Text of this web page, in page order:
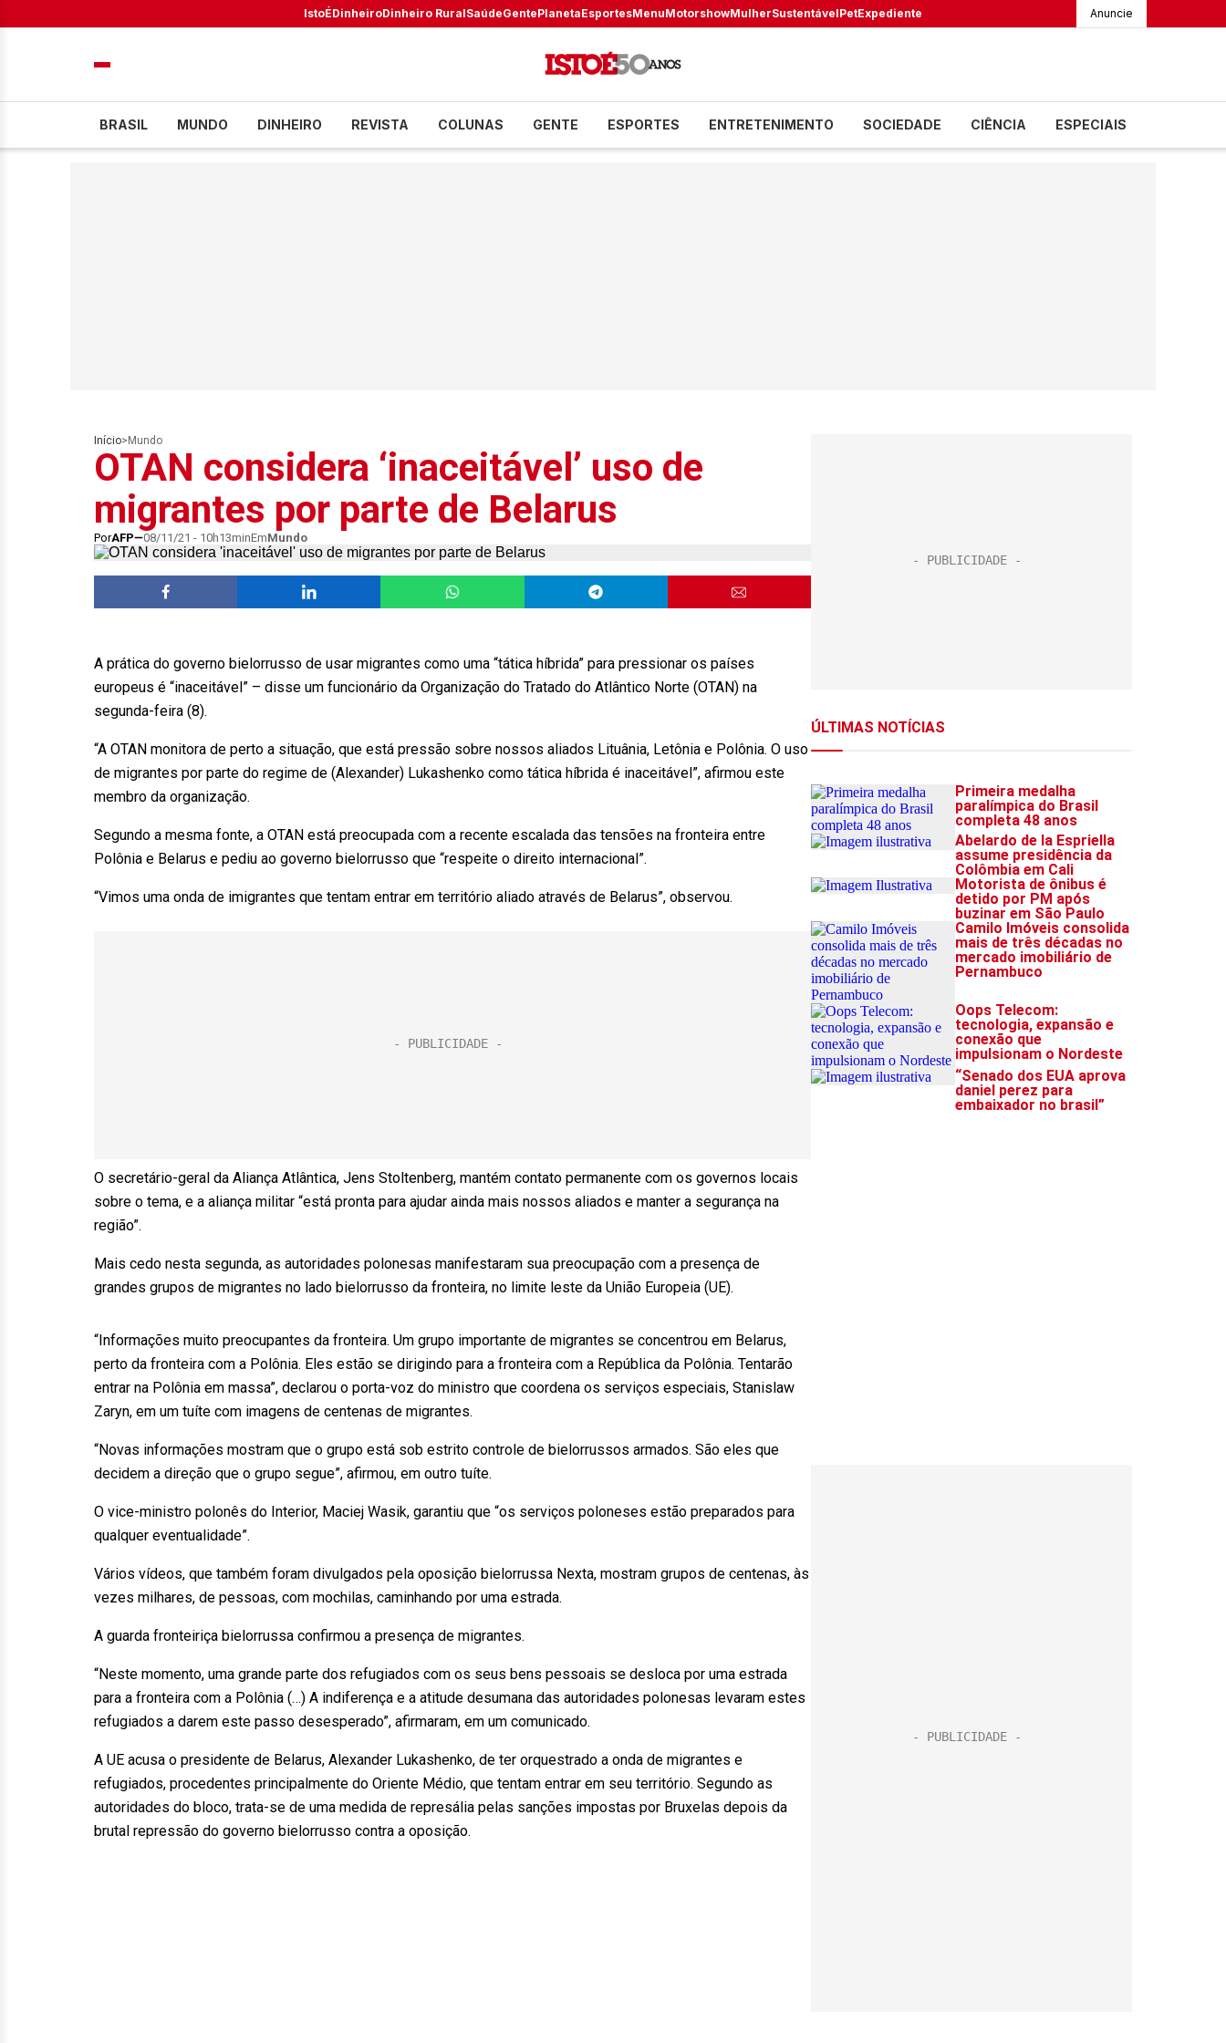
IstoÉDinheiroDinheiro RuralSaúdeGentePlanetaEsportesMenuMotorshowMulherSustentávelPetExpediente Anuncie
BRASIL MUNDO DINHEIRO REVISTA COLUNAS GENTE ESPORTES ENTRETENIMENTO SOCIEDADE CIÊNCIA ESPECIAIS
Início> Mundo
OTAN considera ‘inaceitável’ uso de
migrantes por parte de Belarus
PorAFP 08/11/21 - 10h13minEmMundo
A prática do governo bielorrusso de usar migrantes como uma “tática híbrida” para pressionar os países
europeus é “inaceitável” – disse um funcionário da Organização do Tratado do Atlântico Norte (OTAN) na
segunda-feira (8).
“A OTAN monitora de perto a situação, que está pressão sobre nossos aliados Lituânia, Letônia e Polônia. O uso
de migrantes por parte do regime de (Alexander) Lukashenko como tática híbrida é inaceitável”, afirmou este
membro da organização.
Segundo a mesma fonte, a OTAN está preocupada com a recente escalada das tensões na fronteira entre
Polônia e Belarus e pediu ao governo bielorrusso que “respeite o direito internacional”.
“Vimos uma onda de imigrantes que tentam entrar em território aliado através de Belarus”, observou.
O secretário-geral da Aliança Atlântica, Jens Stoltenberg, mantém contato permanente com os governos locais
sobre o tema, e a aliança militar “está pronta para ajudar ainda mais nossos aliados e manter a segurança na
região”.
Mais cedo nesta segunda, as autoridades polonesas manifestaram sua preocupação com a presença de
grandes grupos de migrantes no lado bielorrusso da fronteira, no limite leste da União Europeia (UE).
“Informações muito preocupantes da fronteira. Um grupo importante de migrantes se concentrou em Belarus,
perto da fronteira com a Polônia. Eles estão se dirigindo para a fronteira com a República da Polônia. Tentarão
entrar na Polônia em massa”, declarou o porta-voz do ministro que coordena os serviços especiais, Stanislaw
Zaryn, em um tuíte com imagens de centenas de migrantes.
“Novas informações mostram que o grupo está sob estrito controle de bielorrussos armados. São eles que
decidem a direção que o grupo segue”, afirmou, em outro tuíte.
O vice-ministro polonês do Interior, Maciej Wasik, garantiu que “os serviços poloneses estão preparados para
qualquer eventualidade”.
Vários vídeos, que também foram divulgados pela oposição bielorrussa Nexta, mostram grupos de centenas, às
vezes milhares, de pessoas, com mochilas, caminhando por uma estrada.
A guarda fronteiriça bielorrussa confirmou a presença de migrantes.
“Neste momento, uma grande parte dos refugiados com os seus bens pessoais se desloca por uma estrada
para a fronteira com a Polônia (…) A indiferença e a atitude desumana das autoridades polonesas levaram estes
refugiados a darem este passo desesperado”, afirmaram, em um comunicado.
A UE acusa o presidente de Belarus, Alexander Lukashenko, de ter orquestrado a onda de migrantes e
refugiados, procedentes principalmente do Oriente Médio, que tentam entrar em seu território. Segundo as
autoridades do bloco, trata-se de uma medida de represália pelas sanções impostas por Bruxelas depois da
brutal repressão do governo bielorrusso contra a oposição.